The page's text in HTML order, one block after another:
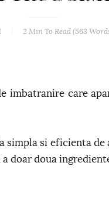
2 MinTo Read (563
imbatranire care
si eficienta
doar doua